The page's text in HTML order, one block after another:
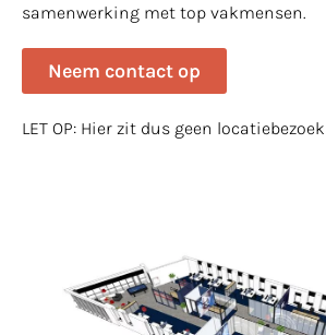
samenwerking met top vakmensen.
Neem contact op
LET OP: Hier zit dus geen